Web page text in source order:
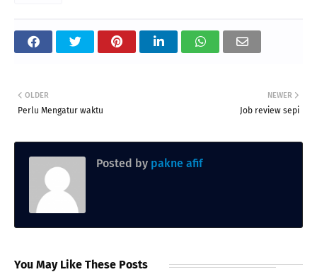
NEWER
Job review sepi
OLDER
Perlu Mengatur waktu
Posted by pakne afif
You May Like These Posts